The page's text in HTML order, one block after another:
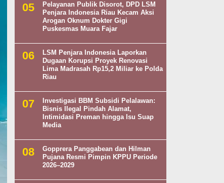
Pelayanan Publik Disorot, DPD LSM
Penjara Indonesia Riau Kecam Aksi
Arogan Oknum Dokter Gigi
Puskesmas Muara Fajar
LSM Penjara Indonesia Laporkan
Dugaan Korupsi Proyek Renovasi
Lima Madrasah Rp15,2 Miliar ke Polda
Riau
Investigasi BBM Subsidi Pelalawan:
Bisnis Ilegal Pindah Alamat,
Intimidasi Preman hingga Isu Suap
Media
Gopprera Panggabean dan Hilman
Pujana Resmi Pimpin KPPU Periode
2026–2029